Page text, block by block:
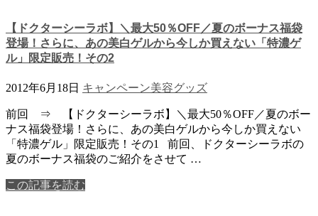
【ドクターシーラボ】＼最大50％OFF／夏のボーナス福袋
登場！さらに、あの美白ゲルから今しか買えない「特濃ゲ
ル」限定販売！その2
2012年6月18日 キャンペーン美容グッズ
前回 ⇒ 【ドクターシーラボ】＼最大50％OFF／夏のボー
ナス福袋登場！さらに、あの美白ゲルから今しか買えない
「特濃ゲル」限定販売！その1 前回、ドクターシーラボの
夏のボーナス福袋のご紹介をさせて …
この記事を読む